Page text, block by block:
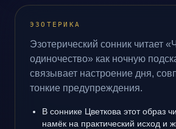
ЭЗОТЕРИКА
Эзотерический сонник читает
одиночество» как ночную
связывает настроение дня,
тонкие предупреждения.
В соннике Цветкова этот образ
намёк на практический исход и